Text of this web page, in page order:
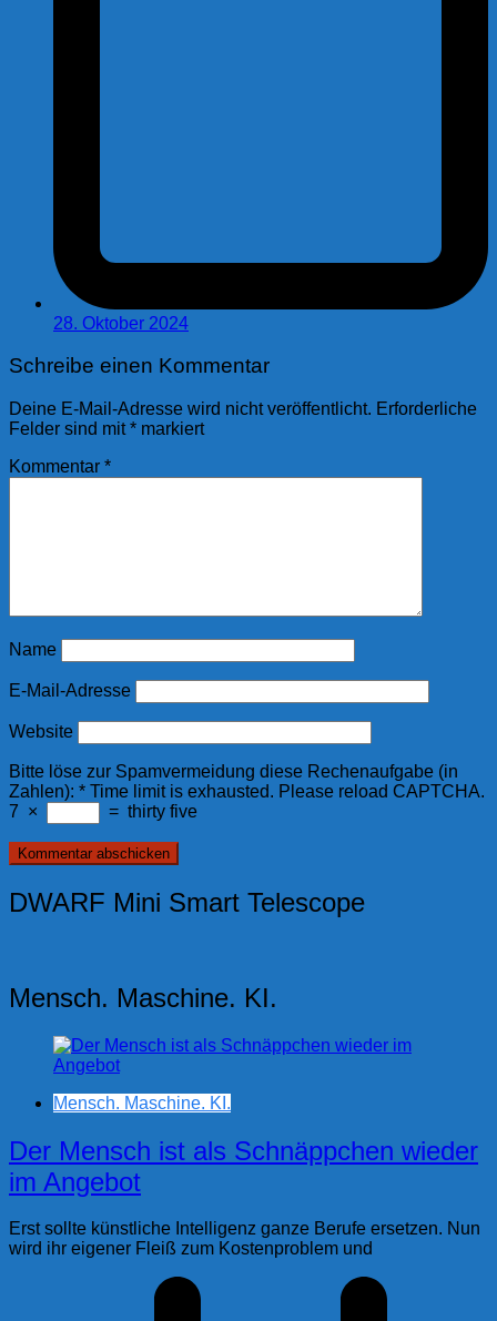
28. Oktober 2024
Schreibe einen Kommentar
Deine E-Mail-Adresse wird nicht veröffentlicht. Erforderliche
Felder sind mit* markiert
Kommentar *
Name
E-Mail-Adresse
Website
Bitte löse zur Spamvermeidung diese Rechenaufgabe (in
Zahlen): * Time limit is exhausted. Please reload CAPTCHA.
7 × = thirty five
DWARF Mini Smart Telescope
Mensch. Maschine. KI.
Mensch. Maschine. KI.
Der Mensch ist als Schnäppchen wieder
im Angebot
Erst sollte künstliche Intelligenz ganze Berufe ersetzen. Nun
wird ihr eigener Fleiß zum Kostenproblem und